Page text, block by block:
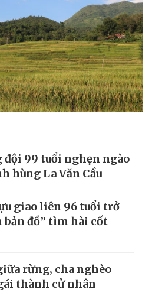
đội 99 tuổi nghẹn ngào
hùng La Văn Cầu
giao liên 96 tuổi trở
bản đồ” tìm hài cốt
rừng, cha nghèo
thành cử nhân